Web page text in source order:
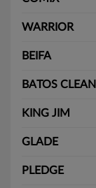
WARRIOR
BEIFA
BATOS CLEAN
KING JIM
GLADE
PLEDGE